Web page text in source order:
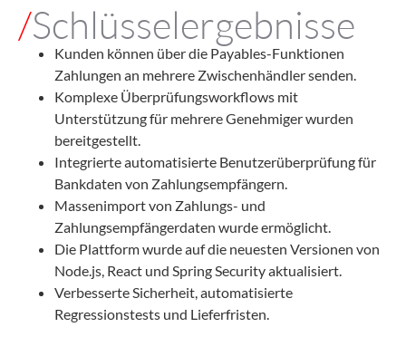
/Schlüsselergebnisse
Kunden können über die Payables-Funktionen
Zahlungen an mehrere Zwischenhändler senden.
Komplexe Überprüfungsworkflows mit
Unterstützung für mehrere Genehmiger wurden
bereitgestellt.
Integrierte automatisierte Benutzerüberprüfung für
Bankdaten von Zahlungsempfängern.
Massenimport von Zahlungs- und
Zahlungsempfängerdaten wurde ermöglicht.
Die Plattform wurde auf die neuesten Versionen von
Node.js, React und Spring Security aktualisiert.
Verbesserte Sicherheit, automatisierte
Regressionstests und Lieferfristen.